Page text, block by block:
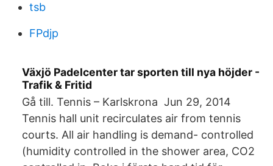
tsb
FPdjp
Växjö Padelcenter tar sporten till nya höjder -
Trafik & Fritid
Gå till. Tennis – Karlskrona Jun 29, 2014
Tennis hall unit recirculates air from tennis
courts. All air handling is demand- controlled
(humidity controlled in the shower area, CO2